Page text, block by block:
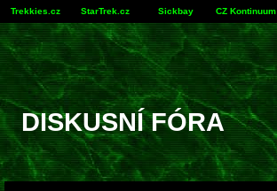
Trekkies.cz StarTrek.cz Sickbay CZ Kontinuum
DISKUSNÍ FÓRA